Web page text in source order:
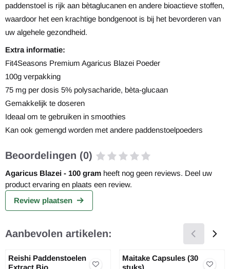
paddenstoel is rijk aan bètaglucanen en andere bioactieve stoffen,
waardoor het een krachtige bondgenoot is bij het bevorderen van
uw algehele gezondheid.
Extra informatie:
Fit4Seasons Premium Agaricus Blazei Poeder
100g verpakking
75 mg per dosis 5% polysacharide, bèta-glucaan
Gemakkelijk te doseren
Ideaal om te gebruiken in smoothies
Kan ook gemengd worden met andere paddenstoelpoeders
Beoordelingen (0)
Agaricus Blazei - 100 gram heeft nog geen reviews. Deel uw
product ervaring en plaats een review.
Review plaatsen
Aanbevolen artikelen:
Reishi Paddenstoelen
Extract Bio
Maitake Capsules (30
stuks)